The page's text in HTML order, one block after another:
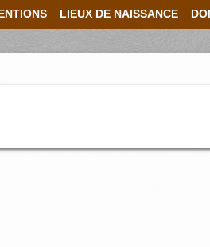
LIEUX DE NAISSANCE